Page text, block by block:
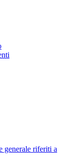
generale riferiti a